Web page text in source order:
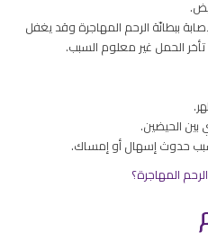
ببطانّة الرحم المهاجرة وقد يغفل
تأخر الحمل غير معلوم السبب.
بين الحيضين.
حدوث إسهال أو إمساك.
المهاجرة؟